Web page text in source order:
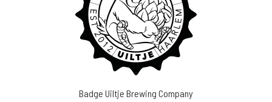
Badge Uiltje Brewing Company